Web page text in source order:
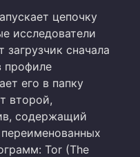
цепочку
исследователи
загрузчик сначала
профиле
его в папку
второй,
содержащий
Tor (The